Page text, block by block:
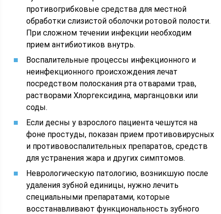
противогрибковые средства для местной
обработки слизистой оболочки ротовой полости.
При сложном течении инфекции необходим
прием антибиотиков внутрь.
Воспалительные процессы инфекционного и
неинфекционного происхождения лечат
посредством полоскания рта отварами трав,
растворами Хлоргексидина, марганцовки или
соды.
Если десны у взрослого пациента чешутся на
фоне простуды, показан прием противовирусных
и противовоспалительных препаратов, средств
для устранения жара и других симптомов.
Неврологическую патологию, возникшую после
удаления зубной единицы, нужно лечить
специальными препаратами, которые
восстанавливают функциональность зубного